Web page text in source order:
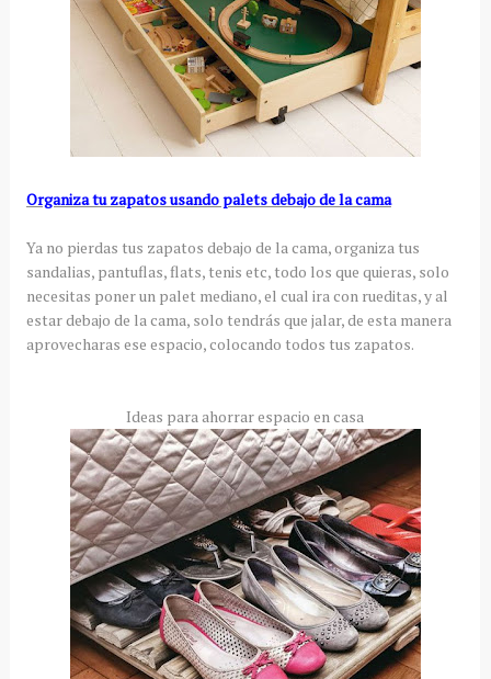
Organiza tu zapatos usando palets debajo de la cama
Ya no pierdas tus zapatos debajo de la cama, organiza tus
sandalias, pantuflas, flats, tenis etc, todo los que quieras, solo
necesitas poner un palet mediano, el cual ira con rueditas, y al
estar debajo de la cama, solo tendrás que jalar, de esta manera
aprovecharas ese espacio, colocando todos tus zapatos.
Ideas para ahorrar espacio en casa